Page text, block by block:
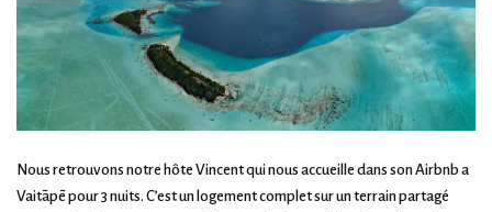
Nous retrouvons notre hôte Vincent qui nous accueille dans son Airbnb a
Vaitāpē pour 3 nuits. C’est un logement complet sur un terrain partagé